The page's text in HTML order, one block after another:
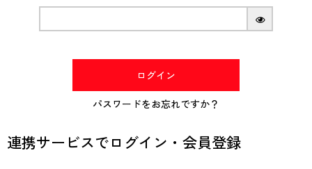
(必
ログイン
パスワードをお忘れですか？
連携サービスでログイン・会員登録